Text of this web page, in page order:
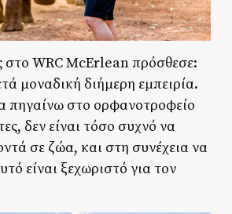
στο WRC McErlean πρόσθεσε:
μοναδική διήμερη εμπειρία.
πηγαίνω στο ορφανοτροφείο
δεν είναι τόσο συχνό να
σε ζώα, και στη συνέχεια να
είναι ξεχωριστό για τον